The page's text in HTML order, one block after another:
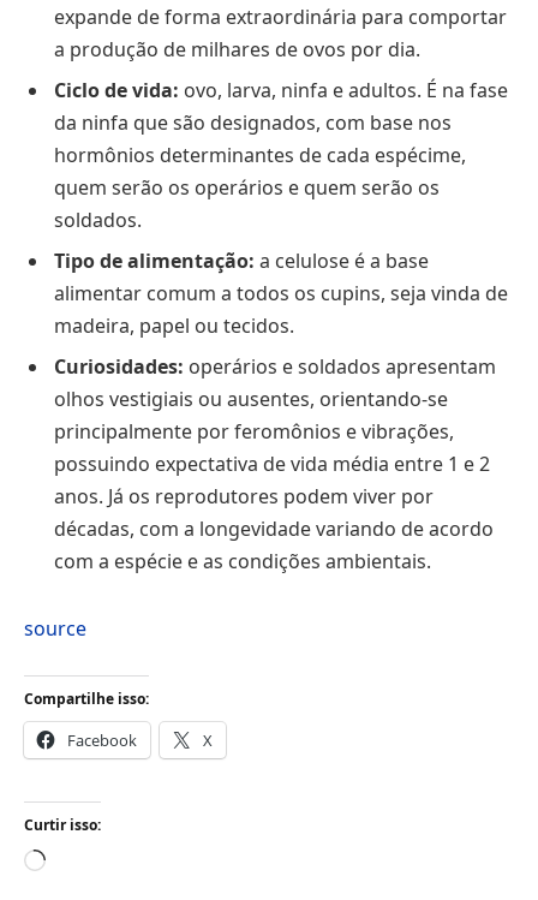
expande de forma extraordinária para comportar
a produção de milhares de ovos por dia.
Ciclo de vida: ovo, larva, ninfa e adultos. É na fase
da ninfa que são designados, com base nos
hormônios determinantes de cada espécime,
quem serão os operários e quem serão os
soldados.
Tipo de alimentação: a celulose é a base
alimentar comum a todos os cupins, seja vinda de
madeira, papel ou tecidos.
Curiosidades: operários e soldados apresentam
olhos vestigiais ou ausentes, orientando-se
principalmente por feromônios e vibrações,
possuindo expectativa de vida média entre 1 e 2
anos. Já os reprodutores podem viver por
décadas, com a longevidade variando de acordo
com a espécie e as condições ambientais.
source
Compartilhe isso:
Facebook X
Curtir isso:
Carregando...